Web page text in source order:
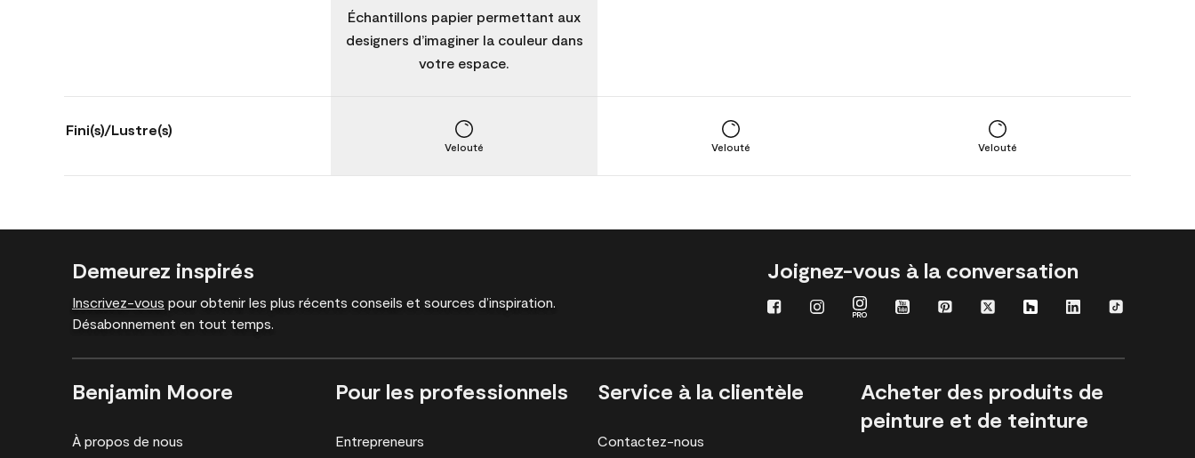
Échantillons papier permettant aux
designers d’imaginer la couleur dans
votre espace.
Fini(s)/Lustre(s)
Velouté Velouté Velouté
Demeurez inspirés
Inscrivez-vous pour obtenir les plus récents conseils et sources d’inspiration.
Désabonnement en tout temps.
Joignez-vous à la conversation
Benjamin Moore
À propos de nous
Pour les professionnels
Entrepreneurs
Service à la clientèle
Contactez-nous
Acheter des produits de
peinture et de teinture